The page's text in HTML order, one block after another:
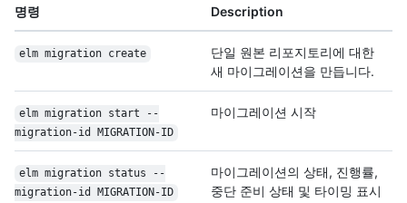
명령 Description
elm migration create
단일 원본 리포지토리에 대한
새 마이그레이션을 만듭니다.
elm migration start --
migration-id MIGRATION-ID
마이그레이션 시작
elm migration status --
migration-id MIGRATION-ID
마이그레이션의 상태, 진행률,
중단 준비 상태 및 타이밍 표시